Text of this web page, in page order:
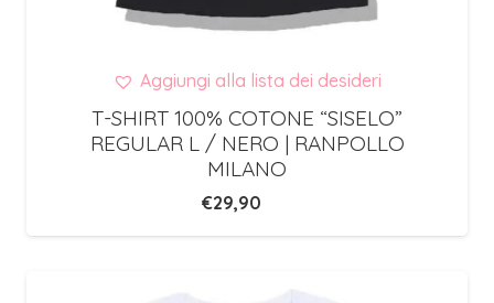
Aggiungi alla lista dei desideri
T-SHIRT 100% COTONE “SISELO”
REGULAR L / NERO | RANPOLLO
MILANO
€29,90